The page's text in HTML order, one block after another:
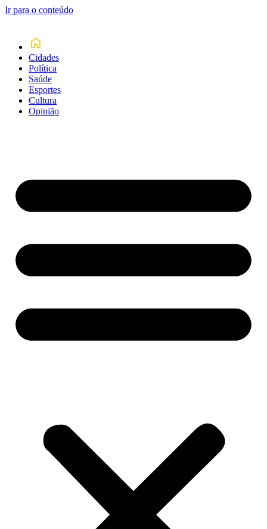
Ir para o conteúdo
Cidades
Política
Saúde
Esportes
Cultura
Opinião